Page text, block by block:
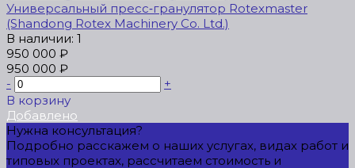
Универсальный пресс‑гранулятор Rotexmaster
(Shandong Rotex Machinery Co. Ltd.)
В наличии: 1
950 000 ₽
950 000 ₽
-
+
В корзину
Добавлено
Нужна консультация?
Подробно расскажем о наших услугах, видах работ и
типовых проектах, рассчитаем стоимость и